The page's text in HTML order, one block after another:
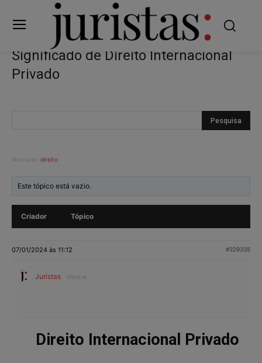
Significado de Direito Internacional
Privado
Marcado: direito
Este tópico está vazio.
Criador Tópico
07/01/2024 às 11:12 #329335
Juristas Mestre
Direito Internacional Privado